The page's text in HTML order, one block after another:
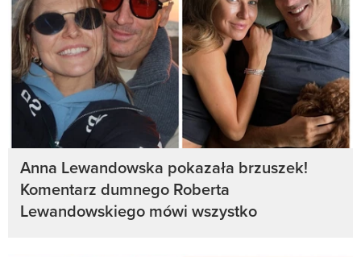
Anna Lewandowska pokazała brzuszek!
Komentarz dumnego Roberta
Lewandowskiego mówi wszystko